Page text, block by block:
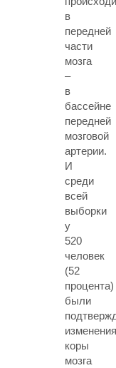
в
передней
части
мозга
–
в
бассейне
передней
мозговой
артерии.
И
среди
всей
выборки
у
520
человек
(52
процента)
были
изменения
коры
мозга